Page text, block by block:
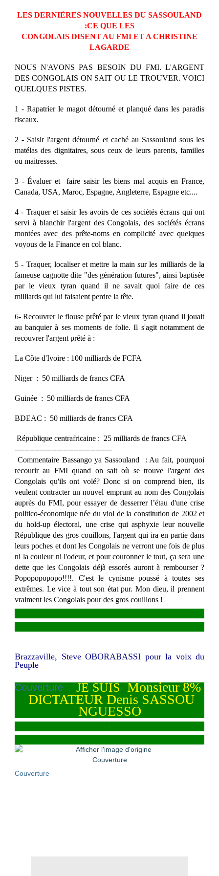
LES DERNIÈRES NOUVELLES DU SASSOULAND
:CE QUE LES
CONGOLAIS DISENT AU FMI ET A CHRISTINE
LAGARDE
NOUS N'AVONS PAS BESOIN DU FMI. L'ARGENT
DES CONGOLAIS ON SAIT OU LE TROUVER. VOICI
QUELQUES PISTES.
1 - Rapatrier le magot détourné et planqué dans les paradis
fiscaux.
2 - Saisir l'argent détourné et caché au Sassouland sous les
matélas des dignitaires, sous ceux de leurs parents, familles
ou maitresses.
3 - Évaluer et faire saisir les biens mal acquis en France,
Canada, USA, Maroc, Espagne, Angleterre, Espagne etc....
4 - Traquer et saisir les avoirs de ces sociétés écrans qui ont
servi à blanchir l'argent des Congolais, des sociétés écrans
montées avec des prête-noms en complicité avec quelques
voyous de la Finance en col blanc.
5 - Traquer, localiser et mettre la main sur les milliards de la
fameuse cagnotte dite "des génération futures", ainsi baptisée
par le vieux tyran quand il ne savait quoi faire de ces
milliards qui lui faisaient perdre la tête.
6- Recouvrer le flouse prêté par le vieux tyran quand il jouait
au banquier à ses moments de folie. Il s'agit notamment de
recouvrer l'argent prêté à :
La Côte d'Ivoire : 100 milliards de FCFA
Niger : 50 milliards de francs CFA
Guinée : 50 milliards de francs CFA
BDEAC : 50 milliards de francs CFA
République centrafricaine : 25 milliards de francs CFA
----------------------------------------
Commentaire Bassango ya Sassouland : Au fait, pourquoi
recourir au FMI quand on sait où se trouve l'argent des
Congolais qu'ils ont volé? Donc si on comprend bien, ils
veulent contracter un nouvel emprunt au nom des Congolais
auprès du FMI, pour essayer de desserrer l’étau d'une crise
politico-économique née du viol de la constitution de 2002 et
du hold-up électoral, une crise qui asphyxie leur nouvelle
République des gros couillons, l'argent qui ira en partie dans
leurs poches et dont les Congolais ne verront une fois de plus
ni la couleur ni l'odeur, et pour couronner le tout, ça sera une
dette que les Congolais déjà essorés auront à rembourser ?
Popopopopopo!!!!. C'est le cynisme poussé à toutes ses
extrêmes. Le vice à tout son état pur. Mon dieu, il prennent
vraiment les Congolais pour des gros couillons !
Brazzaville, Steve OBORABASSI pour la voix du
Peuple
JE SUIS
Couverture
Monsieur 8%
DICTATEUR Denis SASSOU
NGUESSO
i
Couverture
Couverture